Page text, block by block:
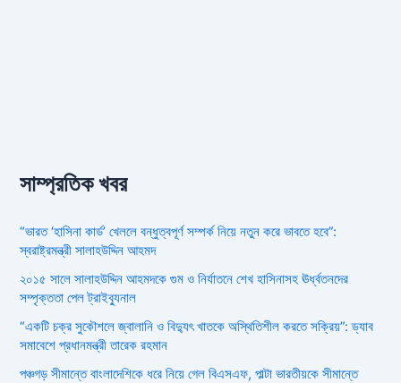
সাম্প্রতিক খবর
“ভারত ‘হাসিনা কার্ড’ খেললে বন্ধুত্বপূর্ণ সম্পর্ক নিয়ে নতুন করে ভাবতে হবে”:
স্বরাষ্ট্রমন্ত্রী সালাহউদ্দিন আহমদ
২০১৫ সালে সালাহউদ্দিন আহমদকে গুম ও নির্যাতনে শেখ হাসিনাসহ ঊর্ধ্বতনদের
সম্পৃক্ততা পেল ট্রাইব্যুনাল
“একটি চক্র সুকৌশলে জ্বালানি ও বিদ্যুৎ খাতকে অস্থিতিশীল করতে সক্রিয়”: ড্যাব
সমাবেশে প্রধানমন্ত্রী তারেক রহমান
পঞ্চগড় সীমান্তে বাংলাদেশিকে ধরে নিয়ে গেল বিএসএফ, পাল্টা ভারতীয়কে সীমান্তে